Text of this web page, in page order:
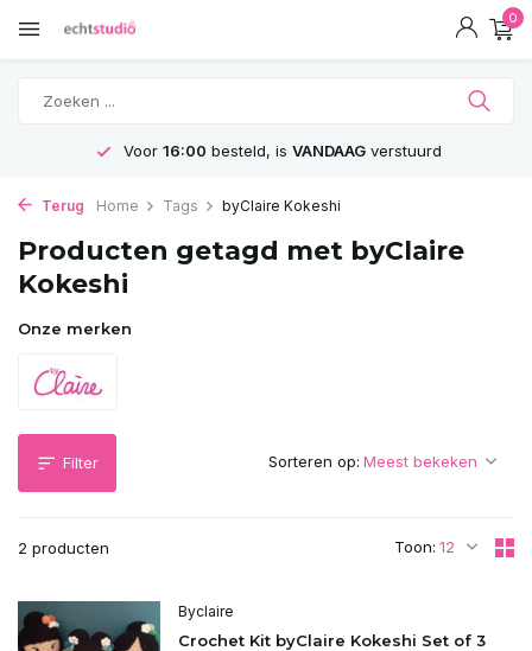
0
Voor 16:00 besteld, is VANDAAGverstuurd
Terug Home Tags byClaire Kokeshi
Producten getagd met byClaire
Kokeshi
Onze merken
Filter
2 producten Toon:
Sorteren op:
Byclaire
Crochet Kit byClaire Kokeshi Set of 3